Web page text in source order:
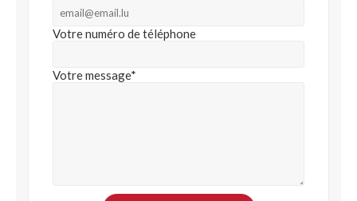
Votre numéro de téléphone
Votre message*